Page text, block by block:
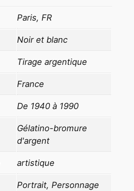
Paris, FR
Noir et blanc
Tirage argentique
France
De 1940 à 1990
Gélatino-bromure
d'argent
artistique
Portrait, Personnage